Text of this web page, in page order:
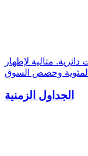
مثالية لإظهار
الجداول الزمنية